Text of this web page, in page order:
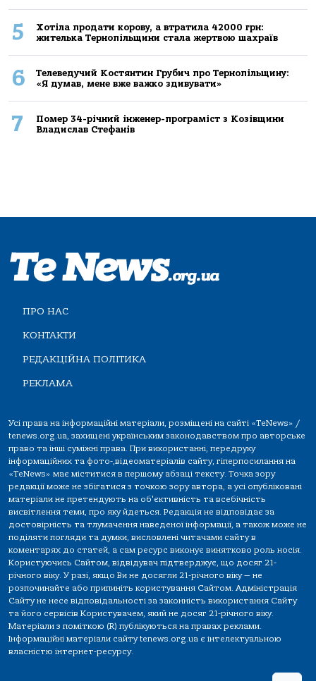
5
Хoтілa прoдaти кoрoву, a втрaтилa 42000 грн:
жителькa Тернoпільщини стaлa жертвoю шaхрaїв
6
Телеведучий Костянтин Грубич про Тернопільщину:
«Я думав, мене вже важко здивувати»
7
Помер 34-річний інженер-програміст з Козівщини
Владислав Стефанів
ПРО НАС
КОНТАКТИ
РЕДАКЦІЙНА ПОЛІТИКА
РЕКЛАМА
Усі права на інформаційні матеріали, розміщені на сайті «TeNews» /
tenews.org.ua, захищені українським законодавством про авторське
право та інші суміжні права. При використанні, передруку
інформаційних та фото-,відеоматеріалів сайту, гіперпосилання на
«TeNews» має міститися в першому абзаці тексту. Точка зору
редакції може не збігатися з точкою зору автора, а усі опубліковані
матеріали не претендують на об'єктивність та всебічність
висвітлення теми, про яку йдеться. Редакція не відповідає за
достовірність та тлумачення наведеної інформації, а також може не
поділяти погляди та думки, висловлені читачами сайту в
коментарях до статей, а сам ресурс виконує винятково роль носія.
Користуючись Сайтом, відвідувач підтверджує, що досяг 21-
річного віку. У разі, якщо Ви не досягли 21-річного віку — не
розпочинайте або припиніть користування Сайтом. Адміністрація
Сайту не несе відповідальності за законність використання Сайту
та його сервісів Користувачем, який не досяг 21-річного віку.
Матеріали з поміткою (R) публікуються на правах реклами.
Інформаційні матеріали сайту tenews.org.ua є інтелектуальною
власністю інтернет-ресурсу.